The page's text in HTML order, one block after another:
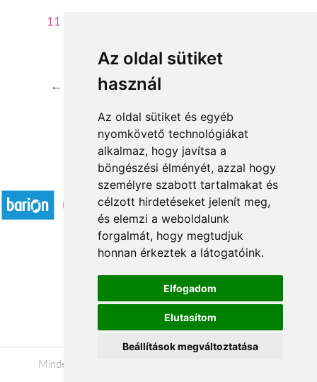
Az oldal sütiket
használ
Az oldal sütiket és egyéb
nyomkövető technológiákat
alkalmaz, hogy javítsa a
böngészési élményét, azzal hogy
személyre szabott tartalmakat és
célzott hirdetéseket jelenít meg,
és elemzi a weboldalunk
forgalmát, hogy megtudjuk
honnan érkeztek a látogatóink.
Elfogadom
Elutasítom
Beállítások megváltoztatása
11 920 Ft-tól
← 2 3 4
Elfogadott fizetési módok
Á.SZ.F.
Impresszum
Adatkezelési tájékoztató
Minden jog fenntartva © 2026 |